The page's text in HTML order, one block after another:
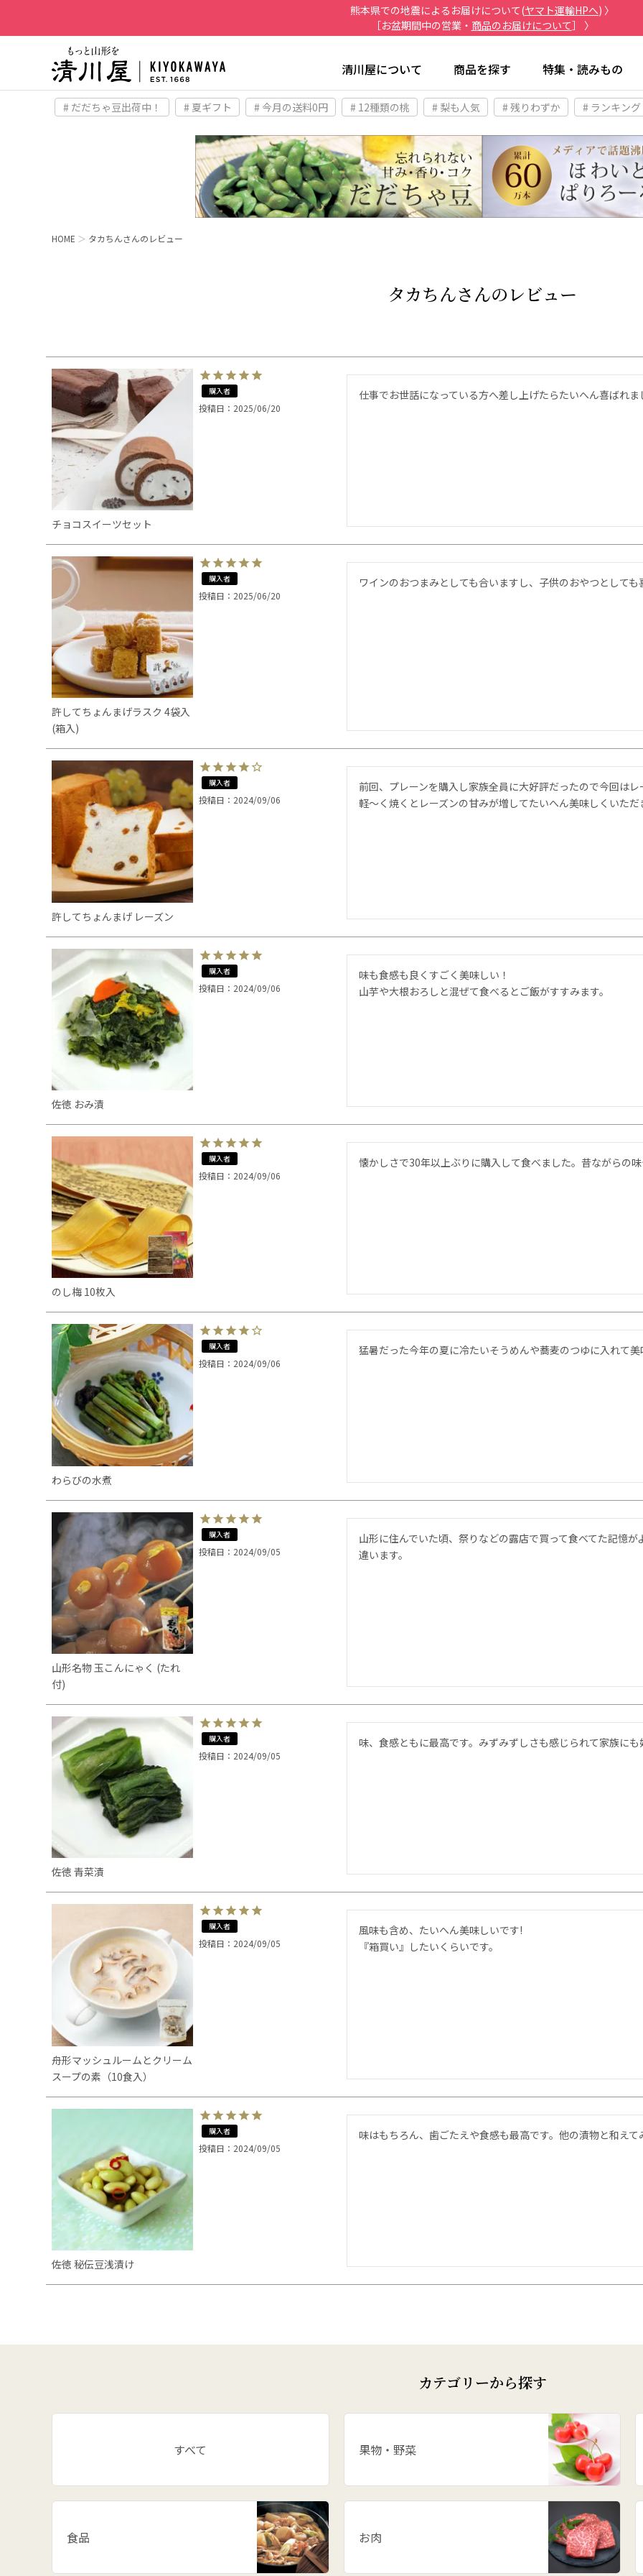
熊本県での地震によるお届けについて(ヤマト運輸HPへ) 〉
［お盆期間中の営業・ 商品のお届けについて］ 〉
清川屋について 商品を探す 特集・読みもの
# だだちゃ豆出荷中！ # 夏ギフト # 今月の送料0円 # 12種類の桃 # 梨も人気 # 残りわずか # ランキング
HOME タカちんさんのレビュー
タカちんさんのレビュー
チョコスイーツセット
購入者
投稿日 2025/06/20
仕事でお世話になっている方へ差し上げたらたいへん喜ばれま
許してちょんまげラスク 4袋入
(箱入)
購入者
投稿日 2025/06/20
ワインのおつまみとしても合いますし、子供のおやつとしても
許してちょんまげ レーズン
購入者
投稿日 2024/09/06
前回、プレーンを購入し家族全員に大好評だったので今回はレ
軽〜く焼くとレーズンの甘みが増してたいへん美味しくいただ
佐徳 おみ漬
購入者
投稿日 2024/09/06
味も食感も良くすごく美味しい！
山芋や大根おろしと混ぜて食べるとご飯がすすみます。
のし梅 10枚入
購入者
投稿日 2024/09/06
懐かしさで30年以上ぶりに購入して食べました。昔ながらの味
わらびの水煮
購入者
投稿日 2024/09/06
猛暑だった今年の夏に冷たいそうめんや蕎麦のつゆに入れて美
山形名物 玉こんにゃく (たれ
付)
購入者
投稿日 2024/09/05
山形に住んでいた頃、祭りなどの露店で買って食べてた記憶
違います。
佐徳 青菜漬
購入者
投稿日 2024/09/05
味、食感ともに最高です。みずみずしさも感じられて家族にも
舟形マッシュルームとクリーム
スープの素（10食入）
購入者
投稿日 2024/09/05
風味も含め、たいへん美味しいです!
佐徳 秘伝豆浅漬け
購入者
投稿日 2024/09/05
味はもちろん、歯ごたえや食感も最高です。他の漬物と和えて
カテゴリーから探す
すべて 果物・野菜
食品 お肉